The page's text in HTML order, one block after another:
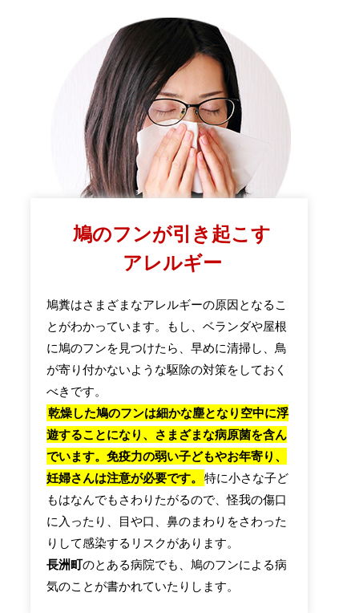
鳩のフンが引き起こす
アレルギー
鳩糞はさまざまなアレルギーの原因となるこ
とがわかっています。もし、ベランダや屋根
に鳩のフンを見つけたら、早めに清掃し、鳥
が寄り付かないような駆除の対策をしておく
べきです。
乾燥した鳩のフンは細かな塵となり空中に浮
遊することになり、さまざまな病原菌を含ん
でいます。免疫力の弱い子どもやお年寄り、
妊婦さんは注意が必要です。
特に小さな子ど
もはなんでもさわりたがるので、怪我の傷口
に入ったり、目や口、鼻のまわりをさわった
りして感染するリスクがあります。
長洲町のとある病院でも、鳩のフンによる病
気のことが書かれていたりします。